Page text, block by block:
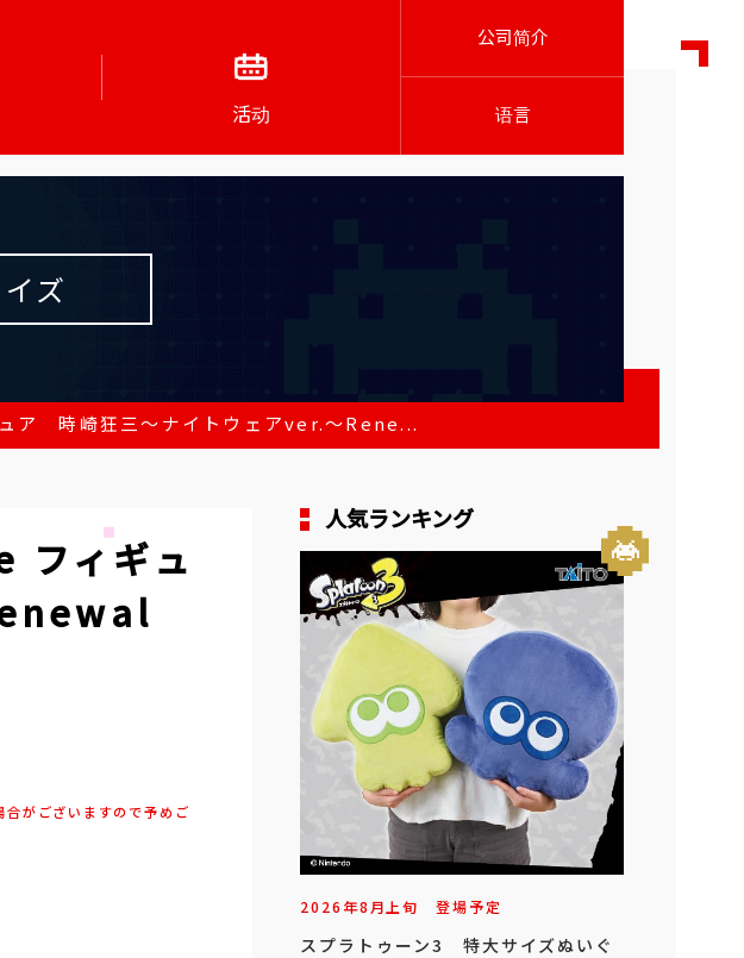
活动
公司简介
语言
ズ
ア 時崎狂三～ナイトウェアver.～Rene...
ィギュ
がございますので予めご
人気ランキング
2026年8月上旬 登場予定
スプラトゥーン3 特大サイズぬいぐ